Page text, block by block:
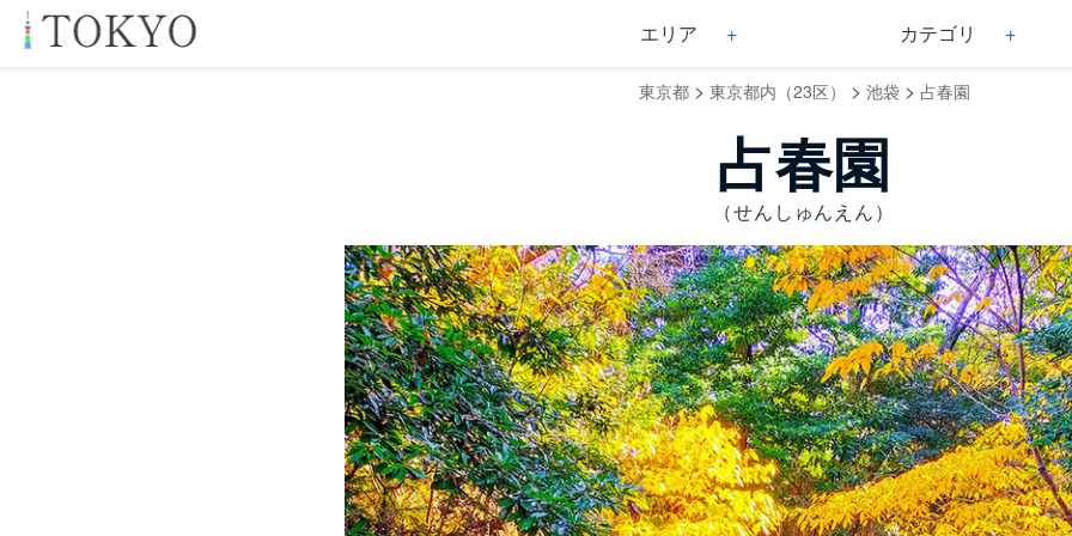
エリア カテゴリ
東京都> 東京都内（23区） > 池袋> 占春園
占春園
（せんしゅんえん）